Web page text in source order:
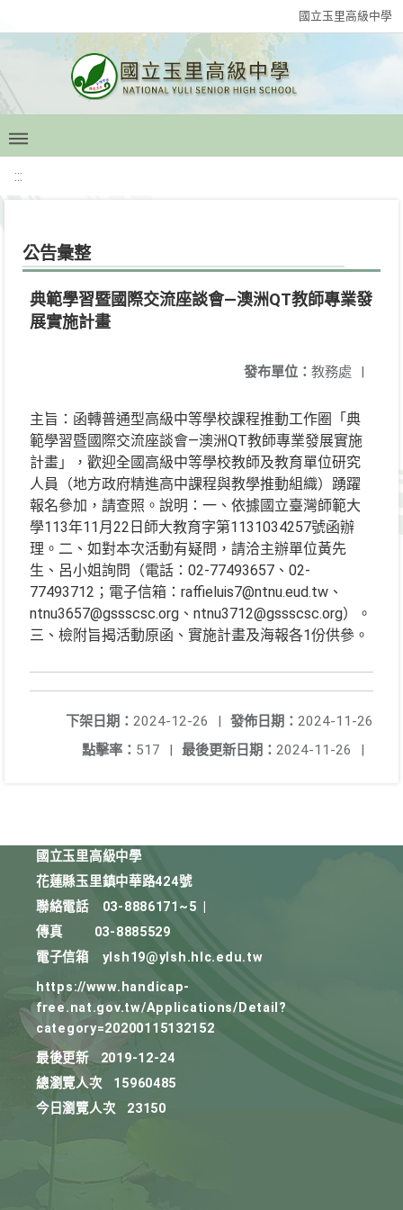
國立玉里高級中學
:::
公告彙整
典範學習暨國際交流座談會—澳洲QT教師專業發
展實施計畫
發布單位： 教務處 |
主旨：函轉普通型高級中等學校課程推動工作圈「典
範學習暨國際交流座談會—澳洲QT教師專業發展實施
計畫」，歡迎全國高級中等學校教師及教育單位研究
人員（地方政府精進高中課程與教學推動組織）踴躍
報名參加，請查照。說明：一、依據國立臺灣師範大
學113年11月22日師大教育字第1131034257號函辦
理。二、如對本次活動有疑問，請洽主辦單位黃先
生、呂小姐詢問（電話：02-77493657、02-
77493712；電子信箱：raffieluis7@ntnu.eud.tw、
ntnu3657@gssscsc.org、ntnu3712@gssscsc.org）。
三、檢附旨揭活動原函、實施計畫及海報各1份供參。
發佈日期： 2024-11-26
下架日期： 2024-12-26
|
最後更新日期： 2024-11-26 |
點擊率： 517 |
國立玉里高級中學
花蓮縣玉里鎮中華路424號
聯絡電話
03-8886171~5
傳真
03-8885529
電子信箱
ylsh19@ylsh.hlc.edu.tw
https://www.handicap-
free.nat.gov.tw/Applications/Detail?
category=20200115132152
最後更新
2019-12-24
總瀏覽人次
15960485
今日瀏覽人次
23150